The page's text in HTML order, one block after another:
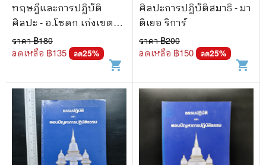
ทฤษฎีและการปฏิบัติ
ศิลปะ - อ.โชดก เก่งเขต
รกิจ
ราคา ฿180
ลดเหลือ ฿135 ลด25%
shopping_cart
ศิลปะการปฏิบัติสมาธิ - มา
ติเยอ ริการ์
ราคา ฿200
ลดเหลือ ฿150 ลด25%
shopping_cart